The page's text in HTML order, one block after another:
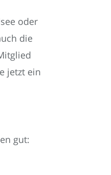
oder
die
jetzt ein
gut: